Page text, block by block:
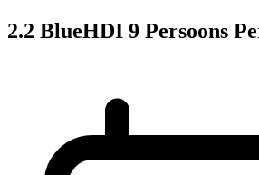
2.2 BlueHDI 9 Persoons